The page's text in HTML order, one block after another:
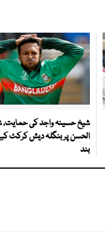
شیخ حسینہ واجد کی
الحسن پر بنگلہ دیش کرکٹ
بند